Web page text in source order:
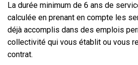
La durée minimum de 6 ans de
calculée en prenant en compte les
déjà accomplis dans des emplois
collectivité qui vous établit ou vous
contrat.